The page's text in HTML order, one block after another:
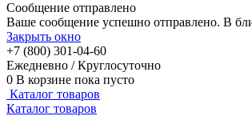
Сообщение отправлено
Ваше сообщение успешно отправлено. В
Закрыть окно
+7 (800) 301-04-60
Ежедневно / Круглосуточно
0 В корзине пока пусто
Каталог товаров
Каталог товаров